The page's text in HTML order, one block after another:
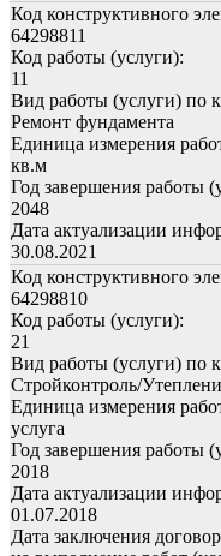
Код конструктивного
64298811
Код работы (услуги):
11
Вид работы (услуги) по
Ремонт фундамента
Единица измерения
кв.м
Год завершения работы
2048
Дата актуализации
30.08.2021
Код конструктивного
64298810
Код работы (услуги):
21
Вид работы (услуги) по
Стройконтроль/
Единица измерения
услуга
Год завершения работы
2018
Дата актуализации
01.07.2018
Дата заключения